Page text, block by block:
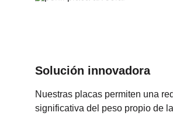
Solución innovadora
Nuestras placas permiten una
significativa del peso propio de